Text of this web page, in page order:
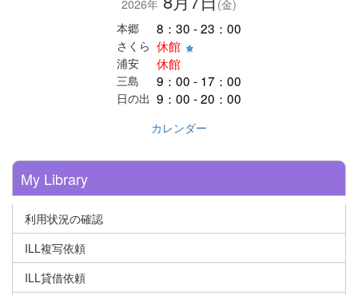
2026年
(金)
本郷
8：30 - 23：00
さくら 休館
浦安 休館
三島 9：00 - 17：00
日の出 9：00 - 20：00
カレンダー
My Library
利用状況の確認
ILL複写依頼
ILL貸借依頼